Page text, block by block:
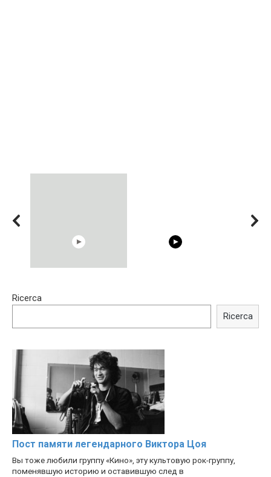
Trying BOLLYWOOD
Shocking illusion - Pretty
Ricerca
Ricerca
Пост памяти легендарного Виктора Цоя
Вы тоже любили группу «Кино», эту культовую рок-группу,
поменявшую историю и оставившую след в